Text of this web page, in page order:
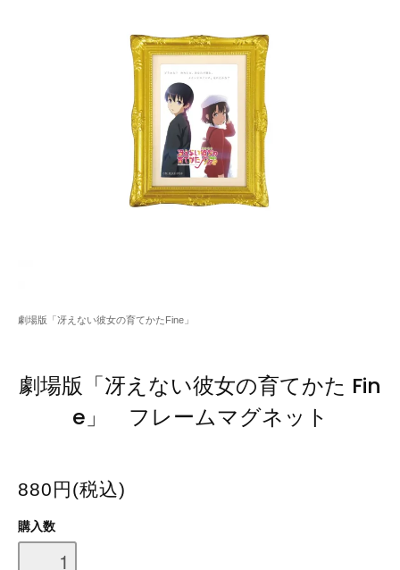
劇場版「冴えない彼女の育てかたFine」
劇場版「冴えない彼女の育てかた Fin
e」 フレームマグネット
880円(税込)
購入数